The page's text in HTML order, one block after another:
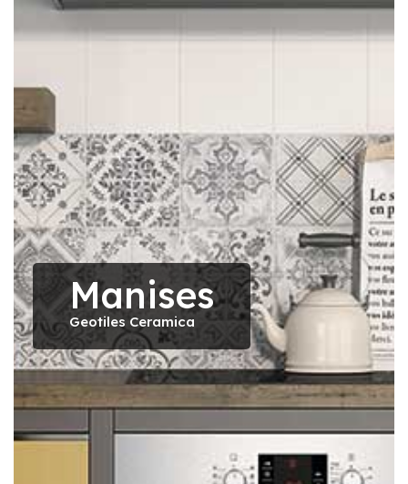
Manises
Geotiles Ceramica